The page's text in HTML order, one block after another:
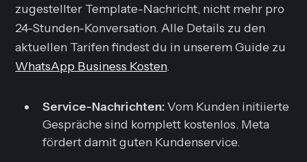
zugestellter Template-Nachricht, nicht mehr pro
24-Stunden-Konversation. Alle Details zu den
aktuellen Tarifen findest du in unserem Guide zu
WhatsApp Business Kosten.
Service-Nachrichten:Vom Kunden initiierte
Gespräche sind komplett kostenlos. Meta
fördert damit guten Kundenservice.